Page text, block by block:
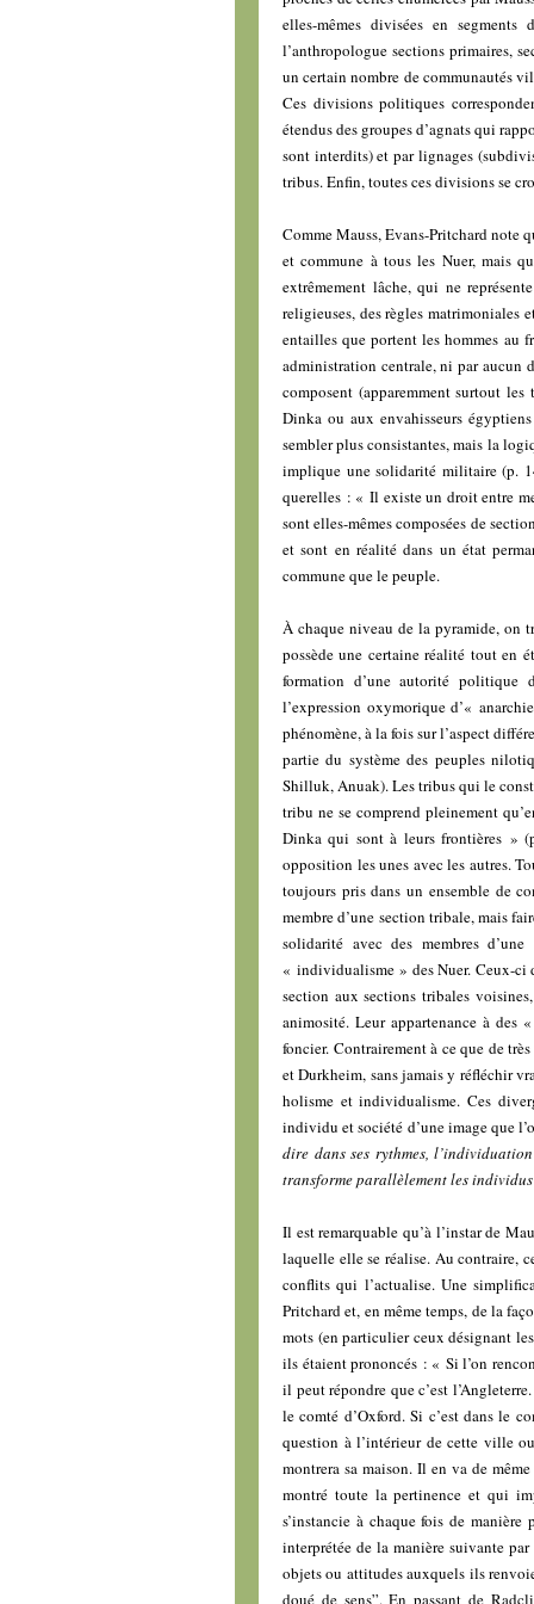
elles-mêmes divisées en
l’anthropologue sections primaires,
un certain nombre de communautés
Ces divisions politiques
étendus des groupes d’agnats qui
sont interdits) et par lignages
tribus. Enfin, toutes ces divisions se
Comme Mauss, Evans-Pritchard note
et commune à tous les Nuer, mais
extrêmement lâche, qui ne
religieuses, des règles matrimoniales
entailles que portent les hommes au
administration centrale, ni par aucun
composent (apparemment surtout
Dinka ou aux envahisseurs
sembler plus consistantes, mais la
implique une solidarité militaire (p.
querelles : « Il existe un droit entre
sont elles-mêmes composées de
et sont en réalité dans un état
commune que le peuple.
À chaque niveau de la pyramide, on
possède une certaine réalité tout en
formation d’une autorité politique
l’expression oxymorique d’«
phénomène, à la fois sur l’aspect
partie du système des peuples
Shilluk, Anuak). Les tribus qui le
tribu ne se comprend pleinement
Dinka qui sont à leurs frontières »
opposition les unes avec les autres.
toujours pris dans un ensemble de
membre d’une section tribale, mais
solidarité avec des membres
« individualisme » des Nuer. Ceux-
section aux sections tribales
animosité. Leur appartenance à
foncier. Contrairement à ce que de
et Durkheim, sans jamais y réfléchir
holisme et individualisme. Ces
individu et société d’une image que
dire dans ses rythmes,
transforme parallèlement les
Il est remarquable qu’à l’instar de
laquelle elle se réalise. Au contraire,
conflits qui l’actualise. Une
Pritchard et, en même temps, de la
mots (en particulier ceux désignant
ils étaient prononcés : « Si l’on
il peut répondre que c’est
le comté d’Oxford. Si c’est dans le
question à l’intérieur de cette ville
montrera sa maison. Il en va de
montré toute la pertinence et qui
s’instancie à chaque fois de
interprétée de la manière suivante
objets ou attitudes auxquels ils
doué de sens”. En passant de